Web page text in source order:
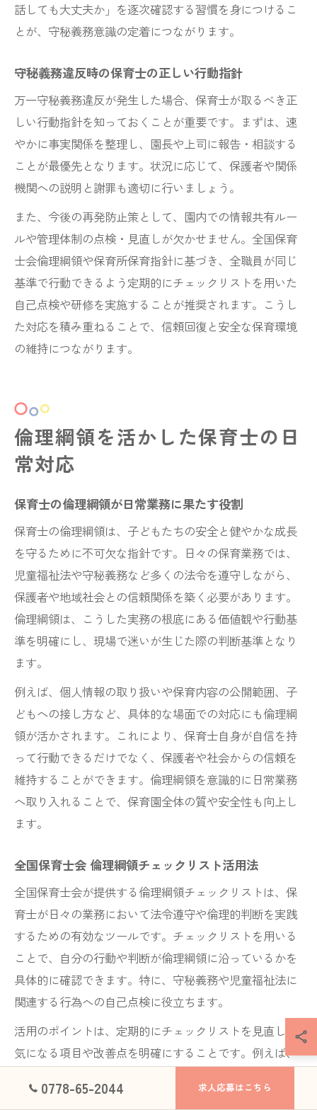
話しても大丈夫か」を逐次確認する習慣を身につけるこ
とが、守秘義務意識の定着につながります。
守秘義務違反時の保育士の正しい行動指針
万一守秘義務違反が発生した場合、保育士が取るべき正
しい行動指針を知っておくことが重要です。まずは、速
やかに事実関係を整理し、園長や上司に報告・相談する
ことが最優先となります。状況に応じて、保護者や関係
機関への説明と謝罪も適切に行いましょう。
また、今後の再発防止策として、園内での情報共有ルー
ルや管理体制の点検・見直しが欠かせません。全国保育
士会倫理綱領や保育所保育指針に基づき、全職員が同じ
基準で行動できるよう定期的にチェックリストを用いた
自己点検や研修を実施することが推奨されます。こうし
た対応を積み重ねることで、信頼回復と安全な保育環境
の維持につながります。
倫理綱領を活かした保育士の日
常対応
保育士の倫理綱領が日常業務に果たす役割
保育士の倫理綱領は、子どもたちの安全と健やかな成長
を守るために不可欠な指針です。日々の保育業務では、
児童福祉法や守秘義務など多くの法令を遵守しながら、
保護者や地域社会との信頼関係を築く必要があります。
倫理綱領は、こうした実務の根底にある価値観や行動基
準を明確にし、現場で迷いが生じた際の判断基準となり
ます。
例えば、個人情報の取り扱いや保育内容の公開範囲、子
どもへの接し方など、具体的な場面での対応にも倫理綱
領が活かされます。これにより、保育士自身が自信を持
って行動できるだけでなく、保護者や社会からの信頼を
維持することができます。倫理綱領を意識的に日常業務
へ取り入れることで、保育園全体の質や安全性も向上し
ます。
全国保育士会 倫理綱領チェックリスト活用法
全国保育士会が提供する倫理綱領チェックリストは、保
育士が日々の業務において法令遵守や倫理的判断を実践
するための有効なツールです。チェックリストを用いる
ことで、自分の行動や判断が倫理綱領に沿っているかを
具体的に確認できます。特に、守秘義務や児童福祉法に
関連する行為への自己点検に役立ちます。
活用のポイントは、定期的にチェックリストを見直し、
気になる項目や改善点を明確にすることです。例えば、
秘義務違反事例を想定してシミュレーションを行うと、
0778-65-2044 求人応募はこちら